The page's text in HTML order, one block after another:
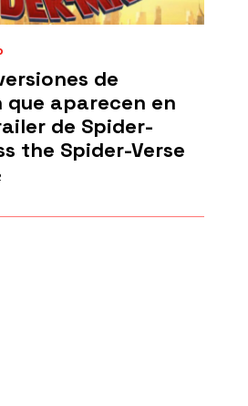
de
que aparecen en
de Spider-
the Spider-Verse